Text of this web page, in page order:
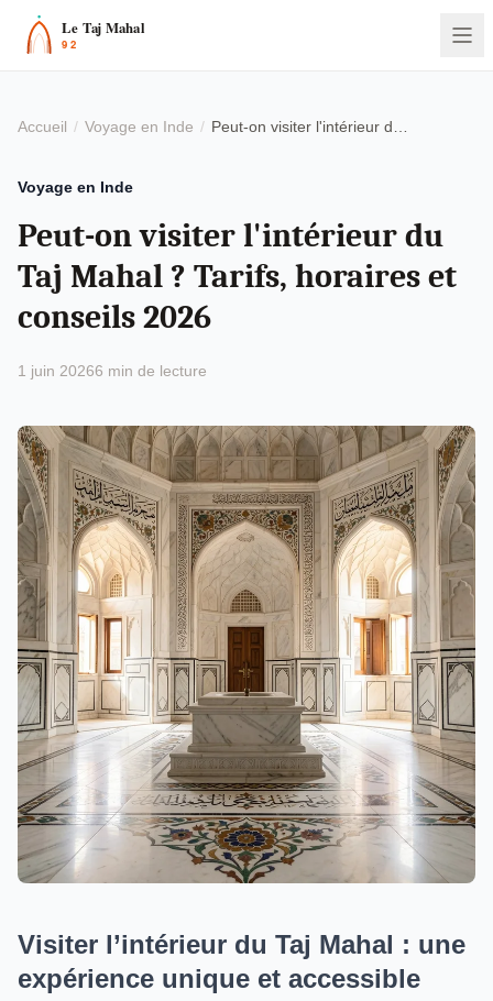
Accueil Voyage en Inde Peut-on visiter l'intérieur du Taj Mahal ? Tarifs, horaires et conseils 2026
Voyage en Inde
Peut-on visiter l'intérieur du
Taj Mahal ? Tarifs, horaires et
conseils 2026
1 juin 20266 min de lecture
Visiter l’intérieur du Taj Mahal : une
expérience unique et accessible